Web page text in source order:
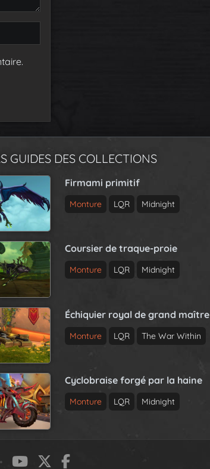
GUIDES DES COLLECTIONS
Firmami primitif
Monture LQR Midnight
Coursier de traque-proie
Monture LQR Midnight
Échiquier royal de grand maître
Monture LQR The War Within
Cyclobraise forgé par la haine
Monture LQR Midnight
•